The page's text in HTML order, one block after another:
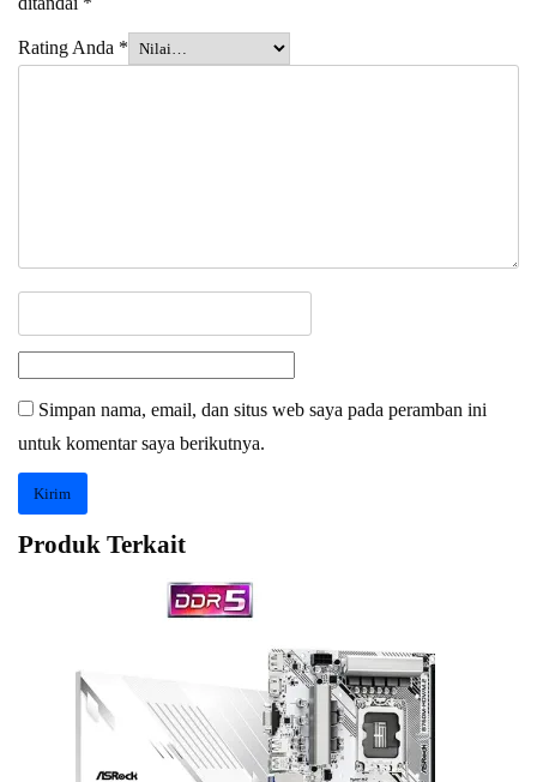
Rating Anda *
Simpan nama, email, dan situs web saya pada peramban ini
untuk komentar saya berikutnya.
Produk Terkait